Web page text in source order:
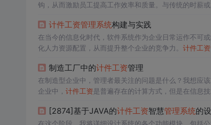
钩，从而激励员工提高工作效率和质量。与传统的时薪或
计件工资管理系统构建与实践
在当今的信息化时代，软件系统作为企业日常运作不可
化人力资源配置，从而提升整个企业的竞争力。 计件工资
关键功能模块，主要包括：用户身份验证模块：负责用户
制造工厂中的计件工资管理
在制造型企业中，管理者最关注的问题是什么？我想应
企业中， 计件工资是普遍存在的计算方式，但是在信息
单价计量，但对报工数量的真
[2874]基于JAVA的计件工资智慧管理系统的
在这个阶段，我将详细设计系统的各个功能模块，包括